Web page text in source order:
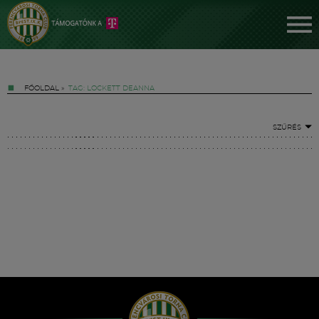
FŐOLDAL » TAG: LOCKETT DEANNA
SZŰRÉS
Hírek